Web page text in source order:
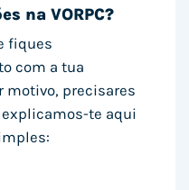
na VORPC?
fiques
com a tua
motivo, precisares
te aqui